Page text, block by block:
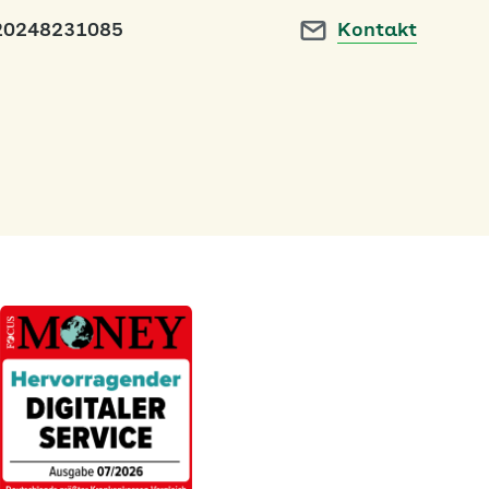
Kontakt